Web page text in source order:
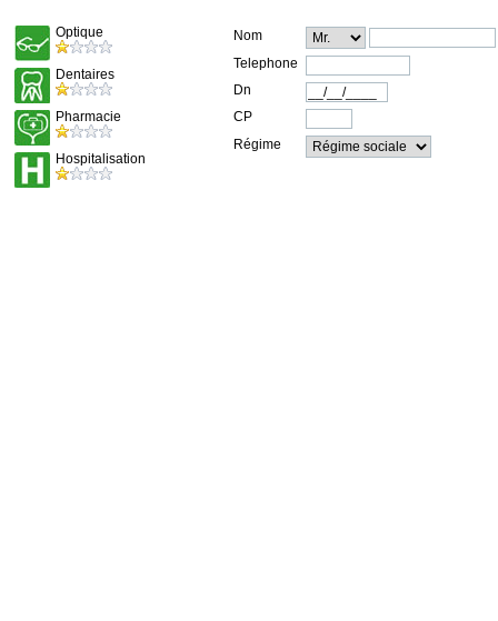
Optique
Dentaires
Pharmacie
Hospitalisation
Nom
Telephone
Dn
CP
Régime